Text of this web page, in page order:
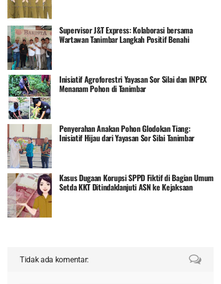
Supervisor J&T Express: Kolaborasi bersama
Wartawan Tanimbar Langkah Positif Benahi
Inisiatif Agroforestri Yayasan Sor Silai dan INPEX
Menanam Pohon di Tanimbar
Penyerahan Anakan Pohon Glodokan Tiang:
Inisiatif Hijau dari Yayasan Sor Silai Tanimbar
Kasus Dugaan Korupsi SPPD Fiktif di Bagian Umum
Setda KKT Ditindaklanjuti ASN ke Kejaksaan
Tidak ada komentar: